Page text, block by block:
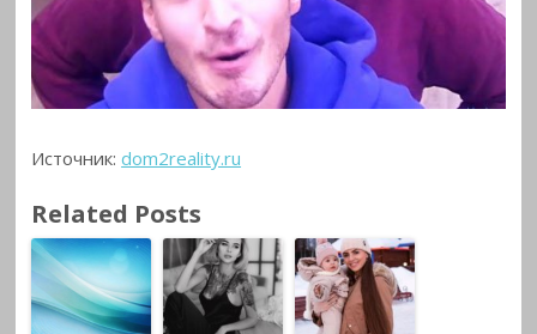
Источник:dom2reality.ru
Related Posts